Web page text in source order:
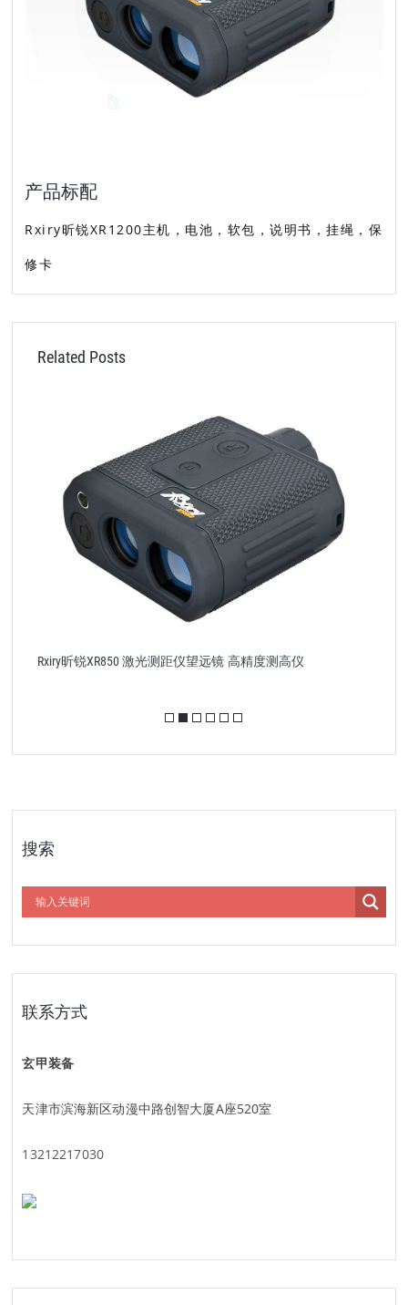
产品标配
Rxiry昕锐XR1200主机，电池，软包，说明书，挂绳，保
修卡
Related Posts
Rxiry 昕锐 XR2000 红外激光测距测高仪 高精度
搜索
联系方式
玄甲装备
天津市滨海新区动漫中路创智大厦A座520室
13212217030